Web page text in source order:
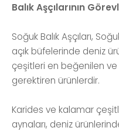
Balık Aşçılarının
Soğuk Balık Aşçıları,
açık büfelerinde deniz
çeşitleri en beğenilen
gerektiren ürünlerdir.
Karides ve kalamar
aynaları, deniz